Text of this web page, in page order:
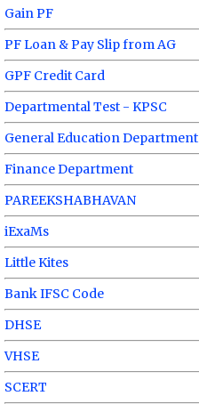
Gain PF
PF Loan & Pay Slip from AG
GPF Credit Card
Departmental Test - KPSC
General Education Department
Finance Department
PAREEKSHABHAVAN
iExaMs
Little Kites
Bank IFSC Code
DHSE
VHSE
SCERT